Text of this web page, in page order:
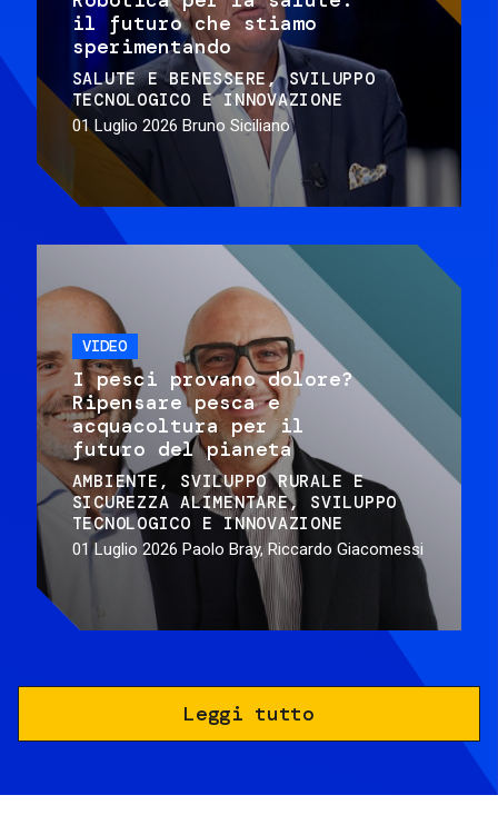
il futuro che stiamo
sperimentando
SALUTE E BENESSERE
SVILUPPO
TECNOLOGICO E INNOVAZIONE
01 Luglio 2026 Bruno Siciliano
VIDEO
I pesci provano dolore?
Ripensare pesca e
acquacoltura per il
futuro del pianeta
AMBIENTE
SVILUPPO RURALE E
SICUREZZA ALIMENTARE
SVILUPPO
TECNOLOGICO E INNOVAZIONE
01 Luglio 2026 Paolo Bray, Riccardo Giacomessi
Leggi tutto